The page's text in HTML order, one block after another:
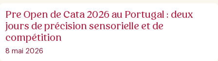
Pre Open de Cata 2026 au Portugal : deux
jours de précision sensorielle et de
compétition
8 mai 2026